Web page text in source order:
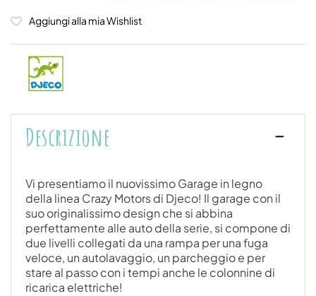
Aggiungi alla mia Wishlist
Descrizione
Vi presentiamo il nuovissimo Garage in legno
della linea Crazy Motors di Djeco! Il garage con il
suo originalissimo design che si abbina
perfettamente alle auto della serie, si compone di
due livelli collegati da una rampa per una fuga
veloce, un autolavaggio, un parcheggio e per
stare al passo con i tempi anche le colonnine di
ricarica elettriche!